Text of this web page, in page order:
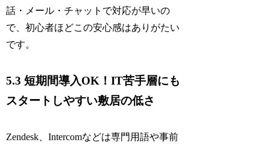
話・メール・チャットで対応が早いの
で、初心者ほどこの安心感はありがたい
です。
5.3 短期間導入OK！IT苦手層にも
スタートしやすい敷居の低さ
Zendesk、Intercomなどは専門用語や事前